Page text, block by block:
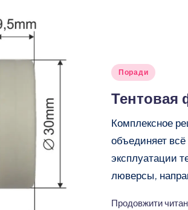
Опубліковано
Поради
Тентовая
Комплексное
объединяет
эксплуатации
люверсы,
Продовжити